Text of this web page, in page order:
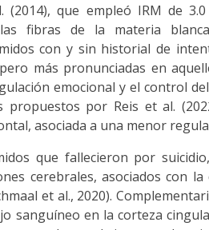
(2014), que empleó IRM de
fibras de la materia
con y sin historial de
más pronunciadas en
emocional y el control
propuestos por Reis et al.
asociada a una menor
que fallecieron por
cerebrales, asociados con
et al., 2020).
sanguíneo en la corteza